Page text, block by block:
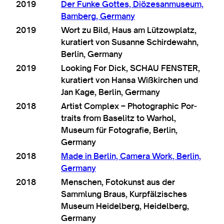
2019
Der Funke Gottes, Diözes­an­mu­seum,
Bam­berg, Germany
2019
Wort zu Bild, Haus am Lützow­platz,
kur­atiert von Susanne Schirde­wahn,
Ber­lin, Germany
2019
Look­ing For Dick, SCHAU FENSTER,
kur­atiert von Hansa Wißkirchen und
Jan Kage, Ber­lin, Germany
2018
Artist Com­plex – Pho­to­graph­ic Por­
traits from Basel­itz to War­hol,
Museum für Foto­grafie, Ber­lin,
Germany
2018
Made in Ber­lin, Cam­era Work, Ber­lin,
Germany
2018
Menschen, Fotok­unst aus der
Sammlung Braus, Kur­p­fälzisches
Museum Heidel­berg, Heidel­berg,
Germany